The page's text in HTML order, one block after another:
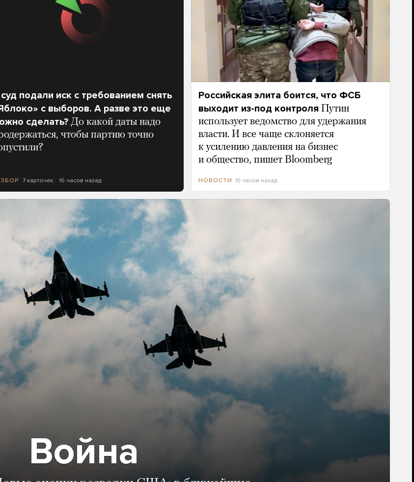
подали иск с требованием снять
с выборов. А разве это еще
сделать? До какой даты надо
чтобы партию точно
7 карточек 16 часов назад
Российская элита боится, что ФСБ
выходит из-под контроля Путин
использует ведомство для удержания
власти. И все чаще склоняется
к усилению давления на бизнес
и общество, пишет Bloomberg
НОВОСТИ 15 часов назад
Война